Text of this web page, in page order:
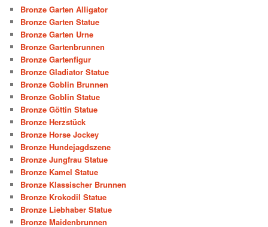
Bronze Garten Alligator
Bronze Garten Statue
Bronze Garten Urne
Bronze Gartenbrunnen
Bronze Gartenfigur
Bronze Gladiator Statue
Bronze Goblin Brunnen
Bronze Goblin Statue
Bronze Göttin Statue
Bronze Herzstück
Bronze Horse Jockey
Bronze Hundejagdszene
Bronze Jungfrau Statue
Bronze Kamel Statue
Bronze Klassischer Brunnen
Bronze Krokodil Statue
Bronze Liebhaber Statue
Bronze Maidenbrunnen